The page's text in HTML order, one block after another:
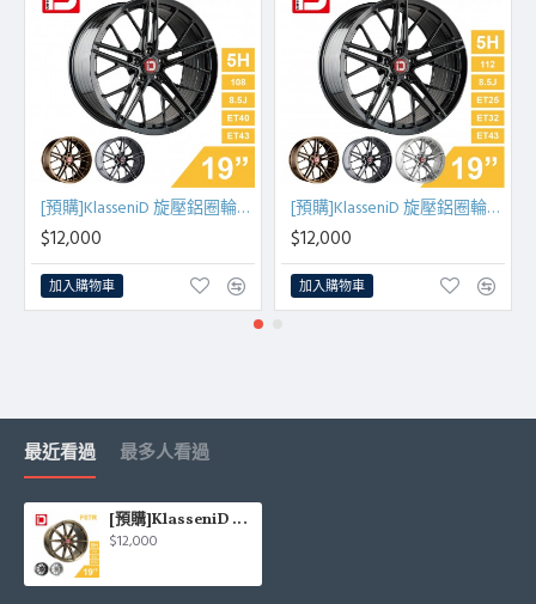
[預購]KlasseniD 旋壓鋁圈輪框 F53R 19吋 5孔108/8.5J/ET40/ET43(黑/銅/灰)
$12,000
加入購物車
[預購]KlasseniD 旋壓鋁圈輪框 F53R 19吋 5孔112/8.5J/ET25/ET32/ET43(黑/古銅/灰/銀)
$12,000
加入購物車
最近看過 最多人看過
[預購]KlasseniD 旋壓鋁圈輪框 F07R 19吋 5孔112/8.5J/ET32(銅/灰/銀)
$12,000